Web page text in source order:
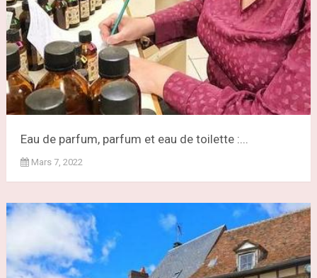
Eau de parfum, parfum et eau de toilette :...
Mars 7, 2022